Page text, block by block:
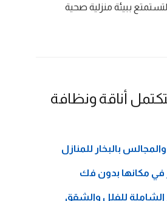
ببيئة منزلية صحية
أناقة ونظافة
بالبخار للمنازل
في مكانها بدون فك
الشاملة للفلل والشقق